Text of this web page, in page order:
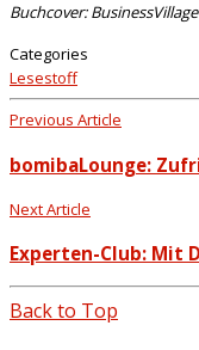
Buchcover: BusinessVillage
Categories
Lesestoff
Previous Article
bomibaLounge:
Next Article
Experten-Club: Mit
Back to Top